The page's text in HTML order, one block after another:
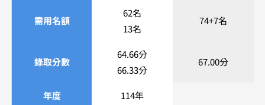
需用名額
62名
13名
74+7名
錄取分數
64.66分
66.33分
67.00分
年度 114年